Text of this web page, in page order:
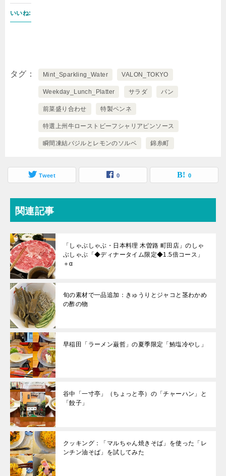
いいね:
タグ Mint_Sparkling_Water VALON_TOKYO
Weekday_Lunch_Platter サラダ パン
前菜盛り合わせ 特製ペンネ
特選上州牛ローストビーフシャリアピンソース
瞬間凍結バジルとレモンのソルベ 錦糸町
Tweet 0 0
関連記事
「しゃぶしゃぶ・日本料理 木曽路 町田店」のしゃ
ぶしゃぶ「◆ディナータイム限定◆1.5倍コース」
＋α
旬の素材で一品追加：きゅうりとジャコと茎わかめ
の酢の物
早稲田「ラーメン巌哲」の夏季限定「鮪塩冷やし」
谷中「一寸亭」（ちょっと亭）の「チャーハン」と
「餃子」
クッキング：「マルちゃん焼きそば」を使った「レ
ンチン油そば」を試してみた